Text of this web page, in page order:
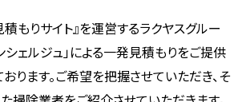
もりサイト』を運営するラクヤスグルー
シェルジュ」による一発見積もりをご提供
ります。ご希望を把握させていただき、そ